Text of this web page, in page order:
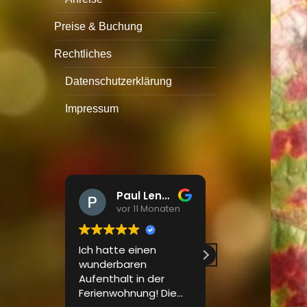
Preise & Buchung
Rechtliches
Datenschutzerklärung
Impressum
Paul Lendel
vor 11 Monaten
Ich hatte einen
wunderbaren
Aufenthalt in der
Ferienwohnung! Die
vor 12
Wir waren zu
eine Woche in
Ferienwohnung
Huschle. Es